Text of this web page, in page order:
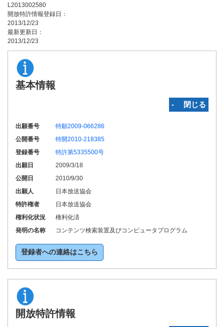
L2013002580
開放特許情報登録日：
2013/12/23
最新更新日：
2013/12/23
基本情報
‐ 閉じる
出願番号
特願2009-066286
公開番号
特開2010-218385
登録番号
特許第5335500号
出願日
2009/3/18
公開日
2010/9/30
出願人
日本放送協会
特許権者
日本放送協会
権利化状況
権利化済
発明の名称
コンテンツ検索装置及びコンピュータプログラム
登録者への連絡はこちら
開放特許情報